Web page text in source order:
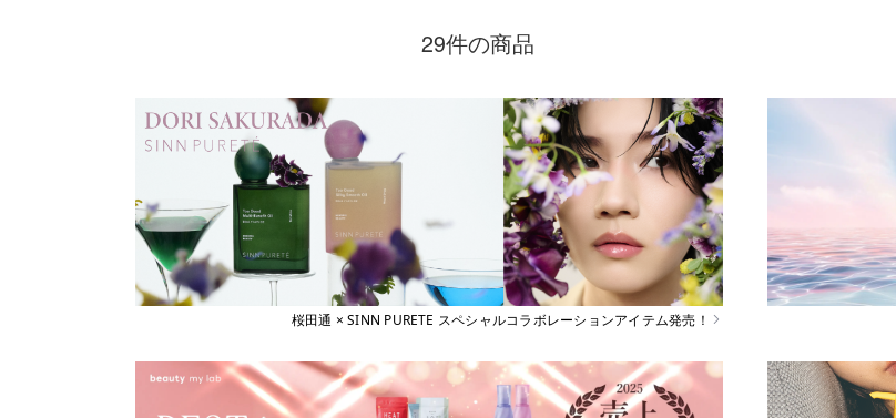
ロレアル
グッバイイエロー/オレンジ
GOODBYE YELLOW ＆ GOODBYE ORANGE
クラプロックス
CURAPROX
グランドリンケージ
GRANDLINKAGE
グランパーム
29件の商品
桜田通 × SINN PURETE スペシャルコラボレーションアイテム発売！